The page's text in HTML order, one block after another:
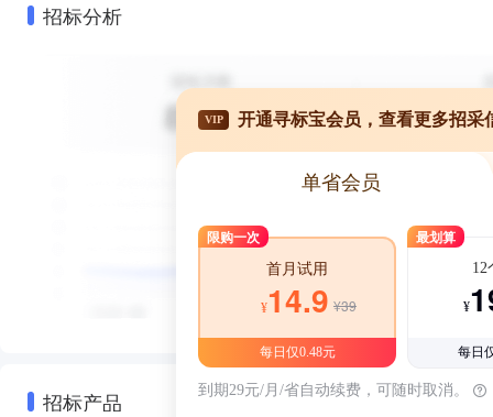
招标分析
招标产品
VIP 开通寻标宝会员，查看更多招采
单省会员
限购一次
首月试用
¥14.9 ¥39
每日仅0.48元
最划算
12
¥
每日
到期29元/月/省自动续费，可随时取消。